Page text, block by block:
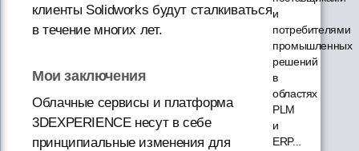
клиенты Solidworks будут сталкиваться
в течение многих лет.
Мои заключения
Облачные сервисы и платформа
3DEXPERIENCE несут в себе
принципиальные изменения для
и
потребителями
промышленных
решений
в
областях
PLM
и
ERP...